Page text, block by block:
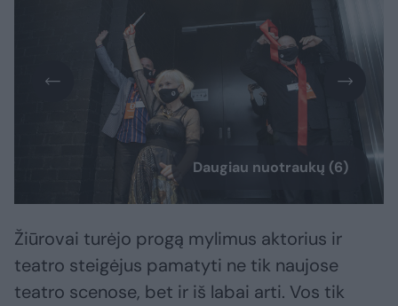
Daugiau nuotraukų (6)
Žiūrovai turėjo progą mylimus aktorius ir
teatro steigėjus pamatyti ne tik naujose
teatro scenose, bet ir iš labai arti. Vos tik